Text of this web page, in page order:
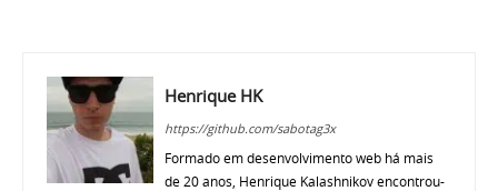
Henrique HK
https://github.com/sabotag3x
Formado em desenvolvimento web há mais
de 20 anos, Henrique Kalashnikov encontrou-